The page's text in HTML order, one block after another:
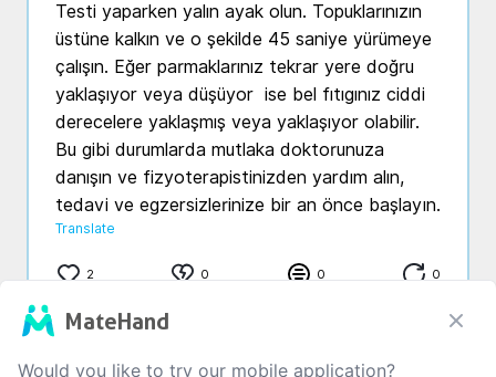
Testi yaparken yalın ayak olun. Topuklarınızın
üstüne kalkın ve o şekilde 45 saniye yürümeye
çalışın. Eğer parmaklarınız tekrar yere doğru
yaklaşıyor veya düşüyor  ise bel fıtıgınız ciddi
derecelere yaklaşmış veya yaklaşıyor olabilir.
Bu gibi durumlarda mutlaka doktorunuza
danışın ve fizyoterapistinizden yardım alın,
tedavi ve egzersizlerinize bir an önce başlayın.
Translate
2 0 0 0
MateHand
Would you like to try our mobile application?